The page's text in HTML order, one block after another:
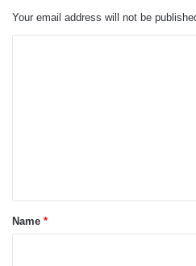
Your email address will not be
*Name *